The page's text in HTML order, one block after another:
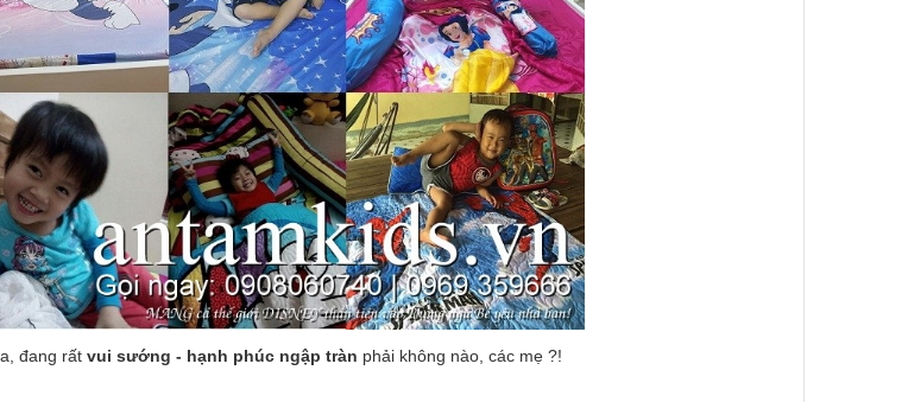
đang rất vui sướng - hạnh phúc ngập tràn phải không nào, các mẹ ?!